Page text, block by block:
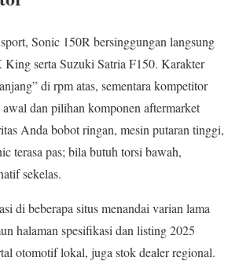
Sonic 150R bersinggungan langsung
King serta Suzuki Satria F150. Karakter
di rpm atas, sementara kompetitor
dan pilihan komponen aftermarket
Anda bobot ringan, mesin putaran tinggi,
terasa pas; bila butuh torsi bawah,
sekelas.
di beberapa situs menandai varian lama
halaman spesifikasi dan listing 2025
otomotif lokal, juga stok dealer regional.